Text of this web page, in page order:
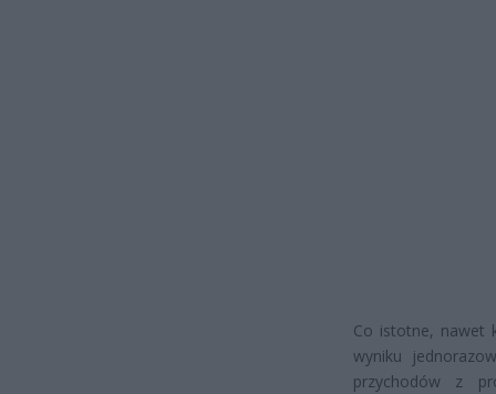
Co istotne, nawet
wyniku
przychodów z